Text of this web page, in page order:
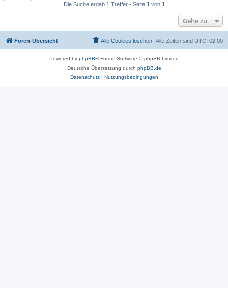
Die Suche ergab 1 Treffer • Seite 1 von 1
Gehe zu
Foren-Übersicht Alle Zeiten sind UTC+02:00
Alle Cookies löschen
Powered by phpBB® Forum Software © phpBB Limited
Deutsche Übersetzung durch phpBB.de
Datenschutz| Nutzungsbedingungen